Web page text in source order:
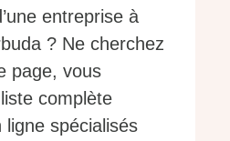
entreprise à
? Ne cherchez
page, vous
complète
ligne spécialisés